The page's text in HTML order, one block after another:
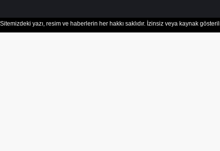
Sitemizdeki yazı, resim ve haberlerin her hakkı saklıdır. İzinsiz veya kaynak